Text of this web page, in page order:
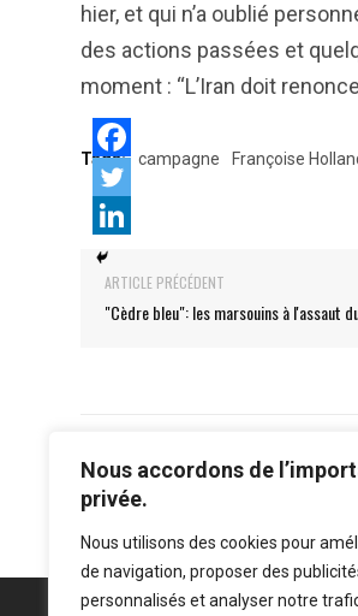
Nous accordons de
privée.
Nous utilisons des cookies pour
de navigation, proposer des
personnalisés et analyser notre
hier, et qui n’a oublié
des actions passées et
moment : “L’Iran doit
Tags: campagne Françoise
ARTICLE PRÉCÉDENT
"Cèdre bleu": les marsouins à l'assaut